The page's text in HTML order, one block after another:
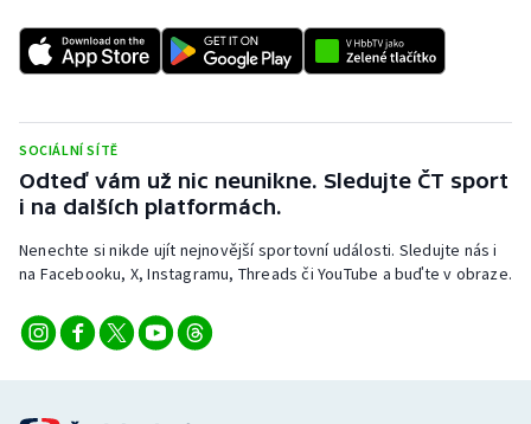
SOCIÁLNÍ SÍTĚ
Odteď vám už nic neunikne. Sledujte ČT sport
i na dalších platformách.
Nenechte si nikde ujít nejnovější sportovní události. Sledujte nás i
na Facebooku, X, Instagramu, Threads či YouTube a buďte v obraze.